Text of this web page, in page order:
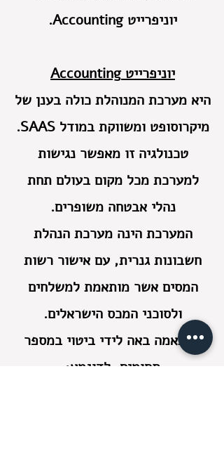
יוניפרייט Accounting.
יוניפרייט Accounting
היא מערכת המנוהלת כולה בענן של
מיקרוסופט ומשווקת במודל SAAS.
טכנולגיה זו מאפשר נגישות
למערכת מכל מקום בעולם תחת
נהלי אבטחה משופרים.
המערכת הינה מערכת הנהלת
חשבונות גנרית, עם אישור רשות
המסים אשר מותאמת למשלחים
ולסוכני המכס הישראלים.
ההתאמה באה לידי ביטוי במספר
תחומים, לדוגמא: